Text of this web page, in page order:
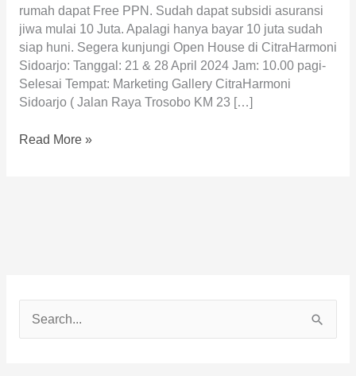
rumah dapat Free PPN. Sudah dapat subsidi asuransi
jiwa mulai 10 Juta. Apalagi hanya bayar 10 juta sudah
siap huni. Segera kunjungi Open House di CitraHarmoni
Sidoarjo: Tanggal: 21 & 28 April 2024 Jam: 10.00 pagi-
Selesai Tempat: Marketing Gallery CitraHarmoni
Sidoarjo ( Jalan Raya Trosobo KM 23 […]
Read More »